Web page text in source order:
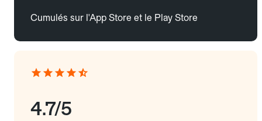
Cumulés sur l'App Store et le Play Store
4.7/5